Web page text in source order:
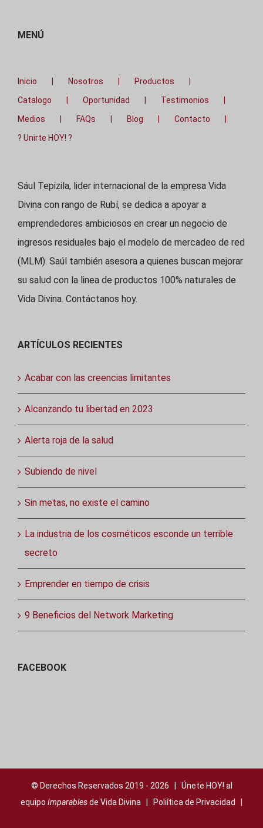
MENÚ
Inicio Nosotros
Productos
Catalogo
Oportunidad
Testimonios
Medios
FAQs Blog
Contacto
? Unirte HOY! ?
Sául Tepizila, lider internacional de la empresa Vida
Divina con rango de Rubí, se dedica a apoyar a
emprendedores ambiciosos en crear un negocio de
ingresos residuales bajo el modelo de mercadeo de red
(MLM). Saúl también asesora a quienes buscan mejorar
su salud con la linea de productos 100% naturales de
Vida Divina. Contáctanos hoy.
ARTÍCULOS RECIENTES
Acabar con las creencias limitantes
Alcanzando tu libertad en 2023
Alerta roja de la salud
Subiendo de nivel
Sin metas, no existe el camino
La industria de los cosméticos esconde un terrible
secreto
Emprender en tiempo de crisis
9 Beneficios del Network Marketing
FACEBOOK
© Derechos Reservados 2019 - 2026 | Únete HOY! al
equipo Imparablesde Vida Divina | Poliítica de Privacidad